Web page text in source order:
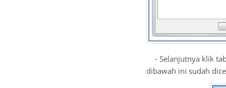
- Selanjutnya klik
dibawah ini sudah